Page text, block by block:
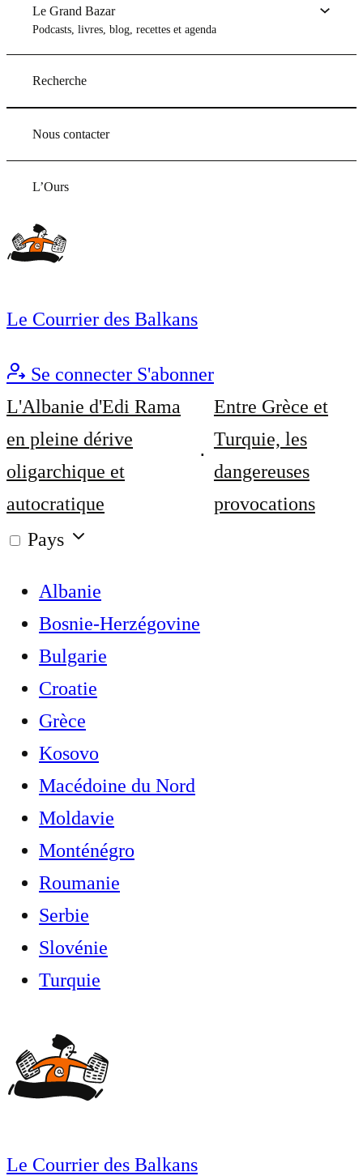
Le Grand Bazar
Podcasts, livres, blog, recettes et agenda
Recherche
Nous contacter
L’Ours
Le Courrier des Balkans
Se connecter S'abonner
L'Albanie d'Edi Rama
en pleine dérive
oligarchique et
autocratique
Entre Grèce et
Turquie, les
dangereuses
provocations
Pays
Albanie
Bosnie-Herzégovine
Bulgarie
Croatie
Grèce
Kosovo
Macédoine du Nord
Moldavie
Monténégro
Roumanie
Serbie
Slovénie
Turquie
Le Courrier des Balkans